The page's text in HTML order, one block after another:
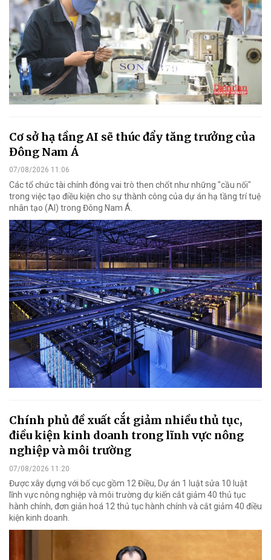
Cơ sở hạ tầng AI sẽ thúc đẩy tăng trưởng của
Đông Nam Á
07/08/2026 11:06
Các tổ chức tài chính đóng vai trò then chốt như những "cầu nối"
trong việc tạo điều kiện cho sự thành công của dự án hạ tầng trí tuệ
nhân tạo (AI) trong Đông Nam Á.
Chính phủ đề xuất cắt giảm nhiều thủ tục,
điều kiện kinh doanh trong lĩnh vực nông
nghiệp và môi trường
07/08/2026 11:20
Được xây dựng với bố cục gồm 12 Điều, Dự án 1 luật sửa 10 luật
lĩnh vực nông nghiệp và môi trường dự kiến cắt giảm 40 thủ tục
hành chính, đơn giản hoá 12 thủ tục hành chính và cắt giảm 40 điều
kiện kinh doanh.